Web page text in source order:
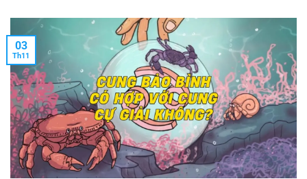
03
Th11